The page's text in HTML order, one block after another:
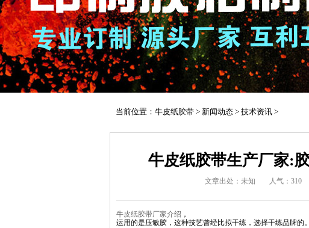
当前位置： 牛皮纸胶带 > 新闻动态 > 技术资讯 >
牛皮纸胶带生产厂家:
文章出处：未知 人气： 310
牛皮纸胶带厂家介绍 ，
运用的是压敏胶，这种技艺曾经比拟干练，选择干练品牌的。